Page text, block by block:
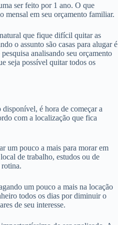
ser feito por 1 ano. O que
mensal em seu orçamento familiar.
que fique difícil quitar as
o assunto são casas para alugar é
analisando seu orçamento
seja possível quitar todos os
é hora de começar a
com a localização que fica
um pouco a mais para morar em
de trabalho, estudos ou de
rotina.
um pouco a mais na locação
todos os dias por diminuir o
de seu interesse.